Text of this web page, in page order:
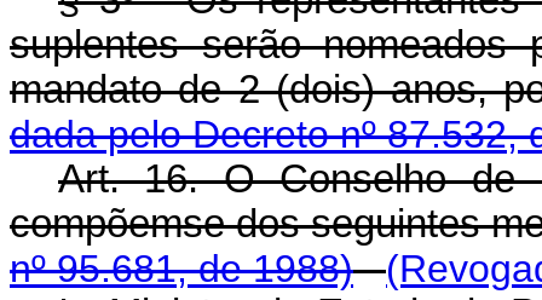
suplentes serão nomeados
mandato de 2 (dois) anos,
dada pelo Decreto nº 87.532,
Art. 16. O Conselho de
compõem­se dos seguintes
nº 95.681, de 1988)